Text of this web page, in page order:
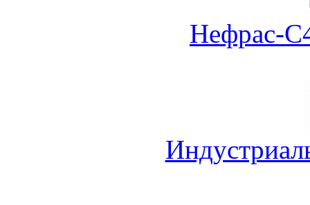
Нефрас-